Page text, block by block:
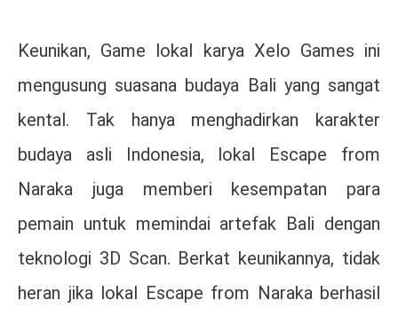
Keunikan, Game lokal karya Xelo Games ini
mengusung suasana budaya Bali yang sangat
kental. Tak hanya menghadirkan karakter
budaya asli Indonesia, lokal Escape from
Naraka juga memberi kesempatan para
pemain untuk memindai artefak Bali dengan
teknologi 3D Scan. Berkat keunikannya, tidak
heran jika lokal Escape from Naraka berhasil